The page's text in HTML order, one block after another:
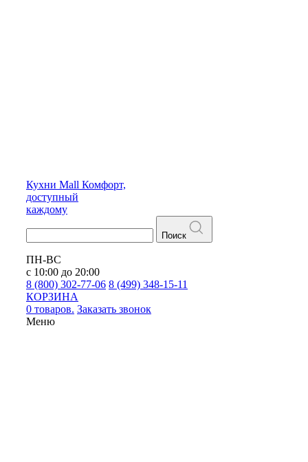
Кухни Mall Комфорт,
доступный
каждому
Поиск
ПН-ВС
с 10:00 до 20:00
8 (800) 302-77-06 8 (499) 348-15-11
КОРЗИНА
0 товаров. Заказать звонок
Меню